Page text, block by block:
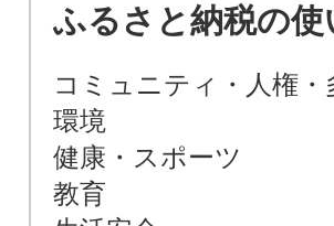
ふるさと納税の使
コミュニティ・人権・
環境
健康・スポーツ
教育